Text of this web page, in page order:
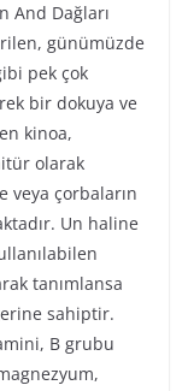
And Dağları
günümüzde
pek çok
bir dokuya ve
kinoa,
olarak
veya çorbaların
Un haline
tanımlansa
sahiptir.
B grubu